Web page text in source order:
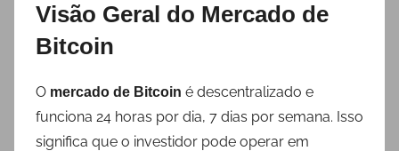
Visão Geral do Mercado de
Bitcoin
O mercado de Bitcoin é descentralizado e
funciona 24 horas por dia, 7 dias por semana. Isso
significa que o investidor pode operar em